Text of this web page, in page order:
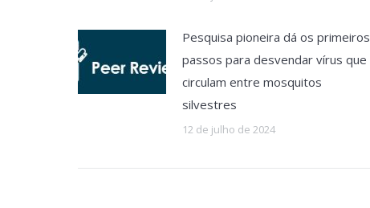
Pesquisa pioneira dá os primeiros
passos para desvendar vírus que
circulam entre mosquitos
silvestres
12 de julho de 2024